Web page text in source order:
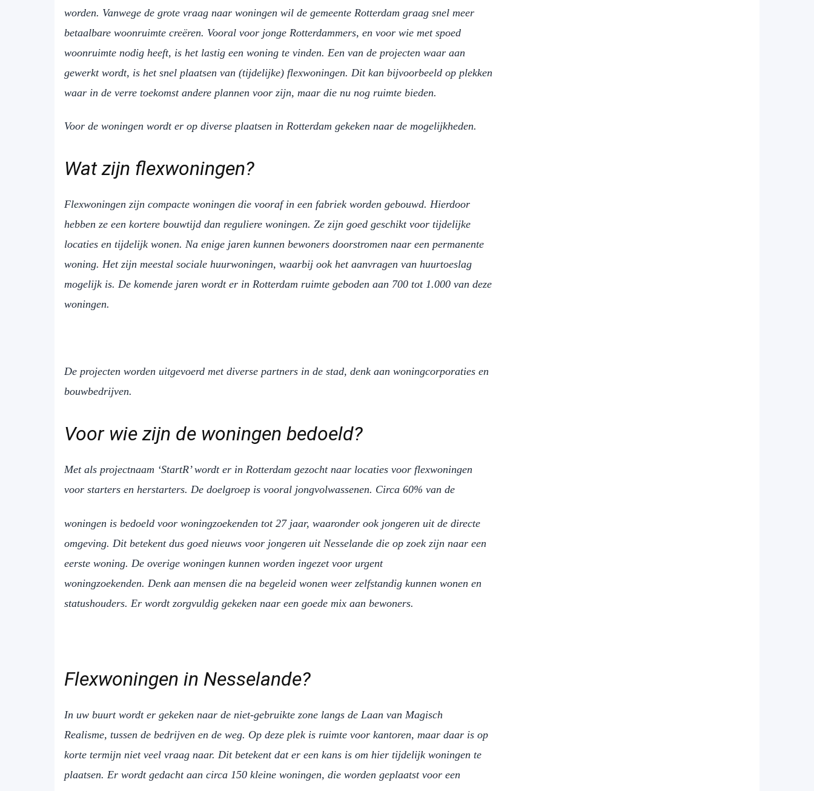
worden. Vanwege de grote vraag naar woningen wil de gemeente Rotterdam graag snel meer
betaalbare woonruimte creëren. Vooral voor jonge Rotterdammers, en voor wie met spoed
woonruimte nodig heeft, is het lastig een woning te vinden. Een van de projecten waar aan
gewerkt wordt, is het snel plaatsen van (tijdelijke) flexwoningen. Dit kan bijvoorbeeld op plekken
waar in de verre toekomst andere plannen voor zijn, maar die nu nog ruimte bieden.
Voor de woningen wordt er op diverse plaatsen in Rotterdam gekeken naar de mogelijkheden.
Wat zijn flexwoningen?
Flexwoningen zijn compacte woningen die vooraf in een fabriek worden gebouwd. Hierdoor
hebben ze een kortere bouwtijd dan reguliere woningen. Ze zijn goed geschikt voor tijdelijke
locaties en tijdelijk wonen. Na enige jaren kunnen bewoners doorstromen naar een permanente
woning. Het zijn meestal sociale huurwoningen, waarbij ook het aanvragen van huurtoeslag
mogelijk is. De komende jaren wordt er in Rotterdam ruimte geboden aan 700 tot 1.000 van deze
woningen.
De projecten worden uitgevoerd met diverse partners in de stad, denk aan woningcorporaties en
bouwbedrijven.
Voor wie zijn de woningen bedoeld?
Met als projectnaam ‘StartR’ wordt er in Rotterdam gezocht naar locaties voor flexwoningen
voor starters en herstarters. De doelgroep is vooral jongvolwassenen. Circa 60% van de
woningen is bedoeld voor woningzoekenden tot 27 jaar, waaronder ook jongeren uit de directe
omgeving. Dit betekent dus goed nieuws voor jongeren uit Nesselande die op zoek zijn naar een
eerste woning. De overige woningen kunnen worden ingezet voor urgent
woningzoekenden. Denk aan mensen die na begeleid wonen weer zelfstandig kunnen wonen en
statushouders. Er wordt zorgvuldig gekeken naar een goede mix aan bewoners.
Flexwoningen in Nesselande?
In uw buurt wordt er gekeken naar de niet-gebruikte zone langs de Laan van Magisch
Realisme, tussen de bedrijven en de weg. Op deze plek is ruimte voor kantoren, maar daar is op
korte termijn niet veel vraag naar. Dit betekent dat er een kans is om hier tijdelijk woningen te
plaatsen. Er wordt gedacht aan circa 150 kleine woningen, die worden geplaatst voor een